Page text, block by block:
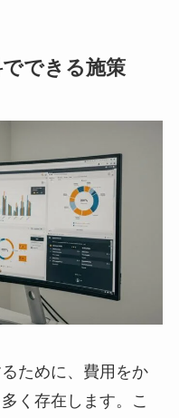
できる施策
ために、費用をか
く存在します。こ